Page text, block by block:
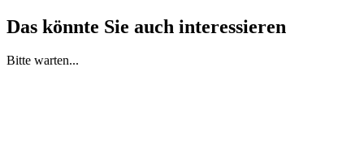
Das könnte Sie auch interessieren
Bitte warten...